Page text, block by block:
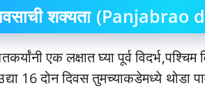
शक्यता
एक लक्षात घ्या पूर्व
16 दोन दिवस तुमच्याकडेमध्ये थोडा